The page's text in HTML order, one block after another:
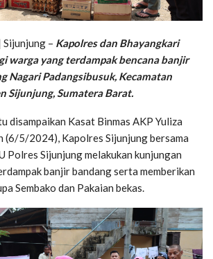
Sijunjung – Kapolres dan Bhayangkari
warga yang terdampak bencana banjir
Nagari Padangsibusuk, Kecamatan
Sijunjung, Sumatera Barat.
disampaikan Kasat Binmas AKP Yuliza
(6/5/2024), Kapolres Sijunjung bersama
Polres Sijunjung melakukan kunjungan
banjir bandang serta memberikan
Sembako dan Pakaian bekas.